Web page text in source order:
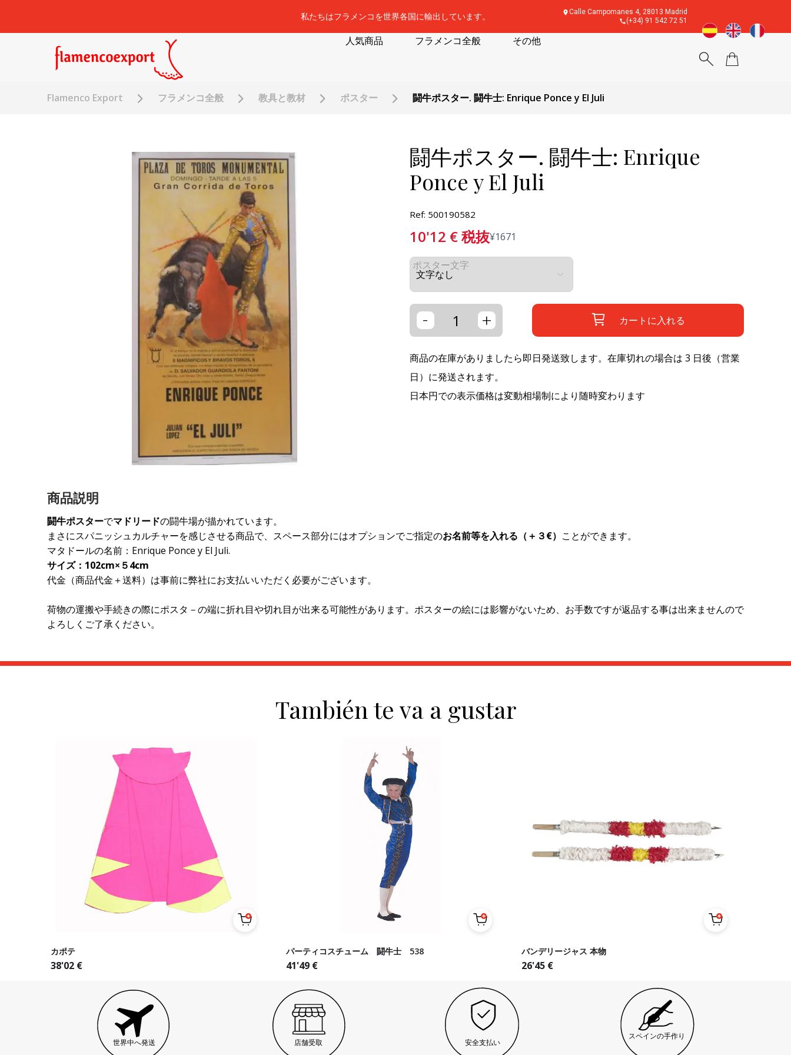
私たちはフラメンコを世界各国に輸出しています。
Calle Campomanes 4, 28013 Madrid
(+34) 91 542 72 51
人気商品 フラメンコ全般 その他
Flamenco Export フラメンコ全般 教具と教材 ポスター 闘牛ポスター. 闘牛士: Enrique Ponce y El Juli
闘牛ポスター. 闘牛士: Enrique
Ponce y El Juli
Ref: 500190582
10'12 €税抜¥1671
ポスター文字
- + カートに入れる
商品の在庫がありましたら即日発送致します。在庫切れの場合は 3 日後（営業
日）に発送されます。
日本円での表示価格は変動相場制により随時変わります
商品説明
闘牛ポスターでマドリードの闘牛場が描かれています。
まさにスパニッシュカルチャーを感じさせる商品で、スペース部分にはオプションでご指定のお名前等を入れる（＋３€） ことができます。
マタドールの名前：Enrique Ponce y El Juli.
サイズ：102cm×５4cm
代金（商品代金＋送料）は事前に弊社にお支払いいただく必要がございます。
荷物の運搬や手続きの際にポスタ－の端に折れ目や切れ目が出来る可能性があります。ポスターの絵には影響がないため、お手数ですが返品する事は出来ませんので
よろしくご了承ください。
También te va a gustar
カポテ
38'02 €
パーティコスチューム 闘牛士 538
41'49 €
バンデリージャス 本物
26'45 €
世界中へ発送 店舗受取 安全支払い
スペインの手作り